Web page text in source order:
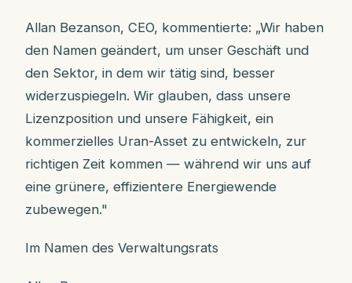
Allan Bezanson, CEO, kommentierte: „Wir haben
den Namen geändert, um unser Geschäft und
den Sektor, in dem wir tätig sind, besser
widerzuspiegeln. Wir glauben, dass unsere
Lizenzposition und unsere Fähigkeit, ein
kommerzielles Uran-Asset zu entwickeln, zur
richtigen Zeit kommen — während wir uns auf
eine grünere, effizientere Energiewende
zubewegen."
Im Namen des Verwaltungsrats